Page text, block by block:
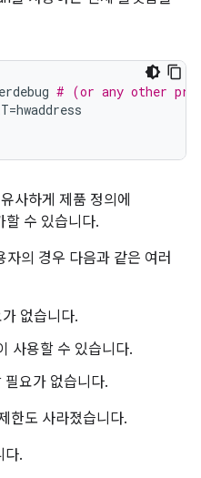
# (or any other
=hwaddress
사하게 제품 정의에
할 수 있습니다.
의 경우 다음과 같은 여러
없습니다.
사용할 수 있습니다.
요가 없습니다.
한도 사라졌습니다.
다.